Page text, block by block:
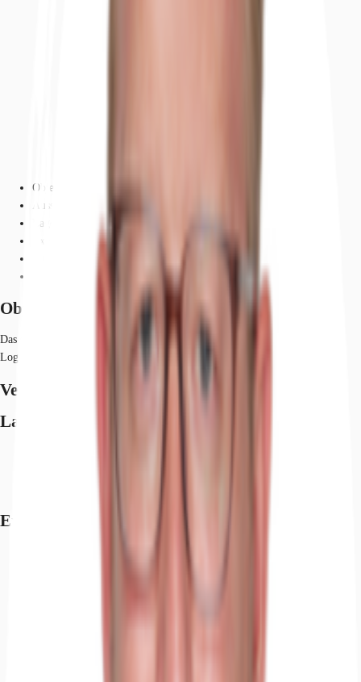
Objekt
Ausstattung
Lage und Verkehrsanbindung
Exposé herunterladen
Objekt
Das Grundstück eignet sich sich sowohl zur Entwicklung einer klassischen
Logistikanlage als auch einer nutzerspezifischen Projektentwicklung (BTS).
Verfügbare Fläche
Lage und Verkehrsanbindung
Exposé herunterladen